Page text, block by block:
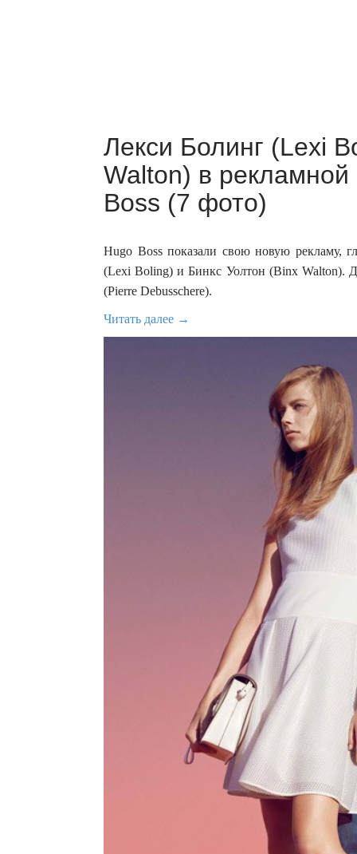
Лекси Болинг (Lexi
Walton) в
Boss (7 фото)
Hugo Boss показали свою новую рекламу,
(Lexi Boling) и Бинкс Уолтон (Binx Walton).
(Pierre Debusschere).
Читать далее →